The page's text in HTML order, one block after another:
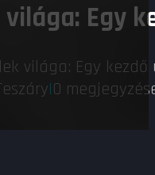
világa: Egy
világa: Egy
|0